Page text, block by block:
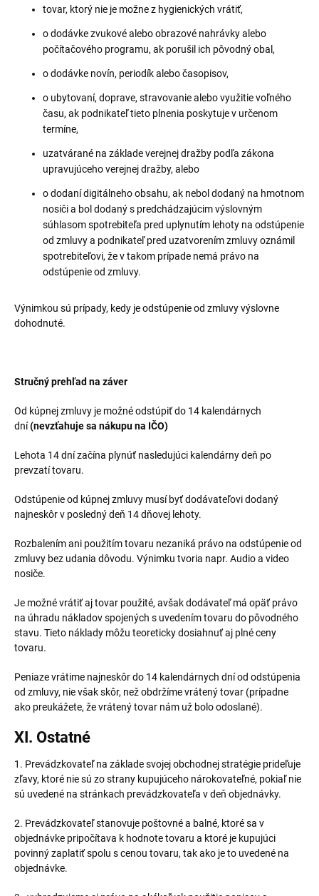
tovar, ktorý nie je možne z hygienických vrátiť,
o dodávke zvukové alebo obrazové nahrávky alebo
počítačového programu, ak porušil ich pôvodný obal,
o dodávke novín, periodík alebo časopisov,
o ubytovaní, doprave, stravovanie alebo využitie voľného
času, ak podnikateľ tieto plnenia poskytuje v určenom
termíne,
uzatvárané na základe verejnej dražby podľa zákona
upravujúceho verejnej dražby, alebo
o dodaní digitálneho obsahu, ak nebol dodaný na hmotnom
nosiči a bol dodaný s predchádzajúcim výslovným
súhlasom spotrebiteľa pred uplynutím lehoty na odstúpenie
od zmluvy a podnikateľ pred uzatvorením zmluvy oznámil
spotrebiteľovi, že v takom prípade nemá právo na
odstúpenie od zmluvy.
Výnimkou sú prípady, kedy je odstúpenie od zmluvy výslovne
dohodnuté.
Stručný prehľad na záver
Od kúpnej zmluvy je možné odstúpiť do 14 kalendárnych
dní(nevzťahuje sa nákupu na IČO)
Lehota 14 dní začína plynúť nasledujúci kalendárny deň po
prevzatí tovaru.
Odstúpenie od kúpnej zmluvy musí byť dodávateľovi dodaný
najneskôr v posledný deň 14 dňovej lehoty.
Rozbalením ani použitím tovaru nezaniká právo na odstúpenie od
zmluvy bez udania dôvodu. Výnimku tvoria napr. Audio a video
nosiče.
Je možné vrátiť aj tovar použité, avšak dodávateľ má opäť právo
na úhradu nákladov spojených s uvedením tovaru do pôvodného
stavu. Tieto náklady môžu teoreticky dosiahnuť aj plné ceny
tovaru.
Peniaze vrátime najneskôr do 14 kalendárnych dní od odstúpenia
od zmluvy, nie však skôr, než obdržíme vrátený tovar (prípadne
ako preukážete, že vrátený tovar nám už bolo odoslané).
XI. Ostatné
1. Prevádzkovateľ na základe svojej obchodnej stratégie prideľuje
zľavy, ktoré nie sú zo strany kupujúceho nárokovateľné, pokiaľ nie
sú uvedené na stránkach prevádzkovateľa v deň objednávky.
2. Prevádzkovateľ stanovuje poštovné a balné, ktoré sa v
objednávke pripočítava k hodnote tovaru a ktoré je kupujúci
povinný zaplatiť spolu s cenou tovaru, tak ako je to uvedené na
objednávke.